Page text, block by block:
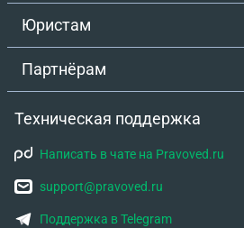
Юристам
Партнёрам
Техническая поддержка
Написать в чате на Pravoved.ru
support@pravoved.ru
Поддержка в Telegram